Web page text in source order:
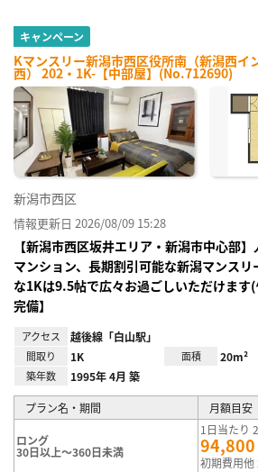
キャンペーン
Kマンスリー新潟市西区役所南（新潟西イ
西） 202・1K-【中部屋】(No.712690)
新潟市西区
情報更新日 2026/08/09 15:28
【新潟市西区坂井エリア・新潟市中心部
マンション、長期割引可能な新潟マンス
な1Kは9.5帖で広々お過ごしいただけま
完備】
アクセス 越後線「白山駅」
間取り 1K 面積 20m²
築年数 1995年 4月 築
プラン名・期間 月額目安
ロング
30日以上～360日未満
1日当たり
94,800
初期費用